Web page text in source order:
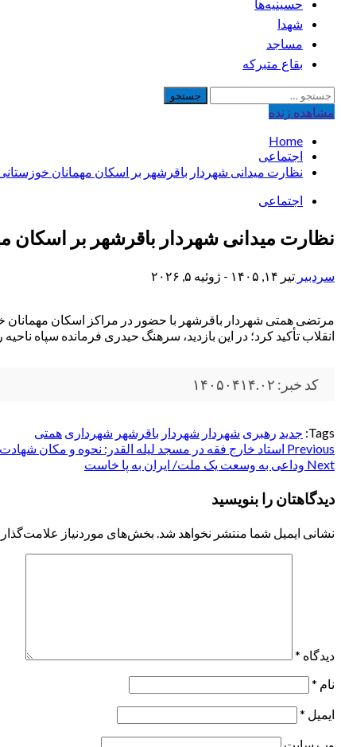
حسینیه‌ها
شهدا
مساجد
بقاع متبرکه
جستجو
برای:
مشاهده‌ زنده
Home
اجتماعی
نظارت میدانی شهردار باقرشهر بر اسکان مهمانان
اجتماعی
نظارت میدانی شهردار باقرشهر بر اسکان
سردبیر تیر ۱۴, ۱۴۰۵ - ژوئیه ۵, ۲۰۲۶
مرتضی همتی شهردار باقرشهر با حضور در مراکز اسکان مهمانان
انقلاب تأکید کرد؛ در این بازدید، سرهنگ حیدری فرمانده سپاه
کد خبر: ۱۴۰۵۰۴۱۴.۰۲
Tags: جدید رهبری شهردار شهردار باقرشهر شهرداری همتی
Post
navigation
Previous استاد خارج فقه در مسجد لیله القدر: نحوه و مکان
Next وداعی به وسعت یک ملت/ ایران به پا خاست
دیدگاهتان را بنویسید
نشانی ایمیل شما منتشر نخواهد شد. بخش‌های موردنیاز
دیدگاه *
نام *
ایمیل *